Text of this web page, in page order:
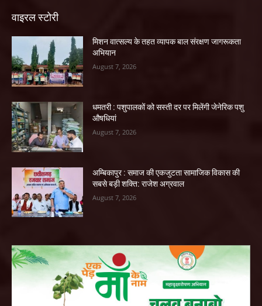
वाइरल स्टोरी
मिशन वात्सल्य के तहत व्यापक बाल संरक्षण जागरूकता
अभियान
August 7, 2026
धमतरी : पशुपालकों को सस्ती दर पर मिलेंगी जेनेरिक पशु
औषधियां
August 7, 2026
अम्बिकापुर : समाज की एकजुटता सामाजिक विकास की
सबसे बड़ी शक्ति: राजेश अग्रवाल
August 7, 2026